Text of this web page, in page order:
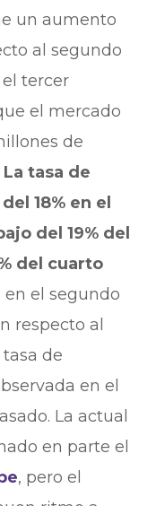
un aumento
al segundo
tercer
el mercado
de
La tasa de
18% en el
del 19% del
del cuarto
en el segundo
respecto al
de
en el
La actual
en parte el
, pero el